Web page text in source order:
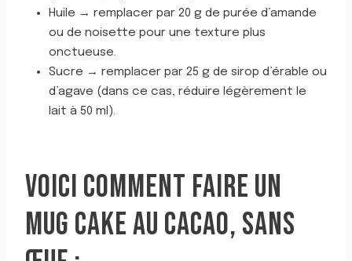
Huile → remplacer par 20 g de purée d’amande
ou de noisette pour une texture plus
onctueuse.
Sucre → remplacer par 25 g de sirop d’érable ou
d’agave (dans ce cas, réduire légèrement le
lait à 50 ml).
VOICI COMMENT FAIRE UN
MUG CAKE AU CACAO, SANS